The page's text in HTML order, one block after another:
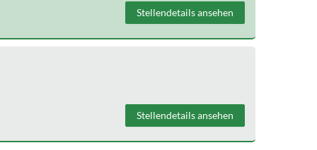
Stellendetails ansehen
Stellendetails ansehen